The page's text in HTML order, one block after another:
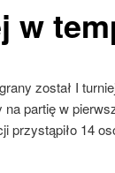
w
został I
na partię w
przystąpiło 14